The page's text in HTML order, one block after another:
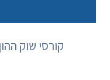
קורסי שוק